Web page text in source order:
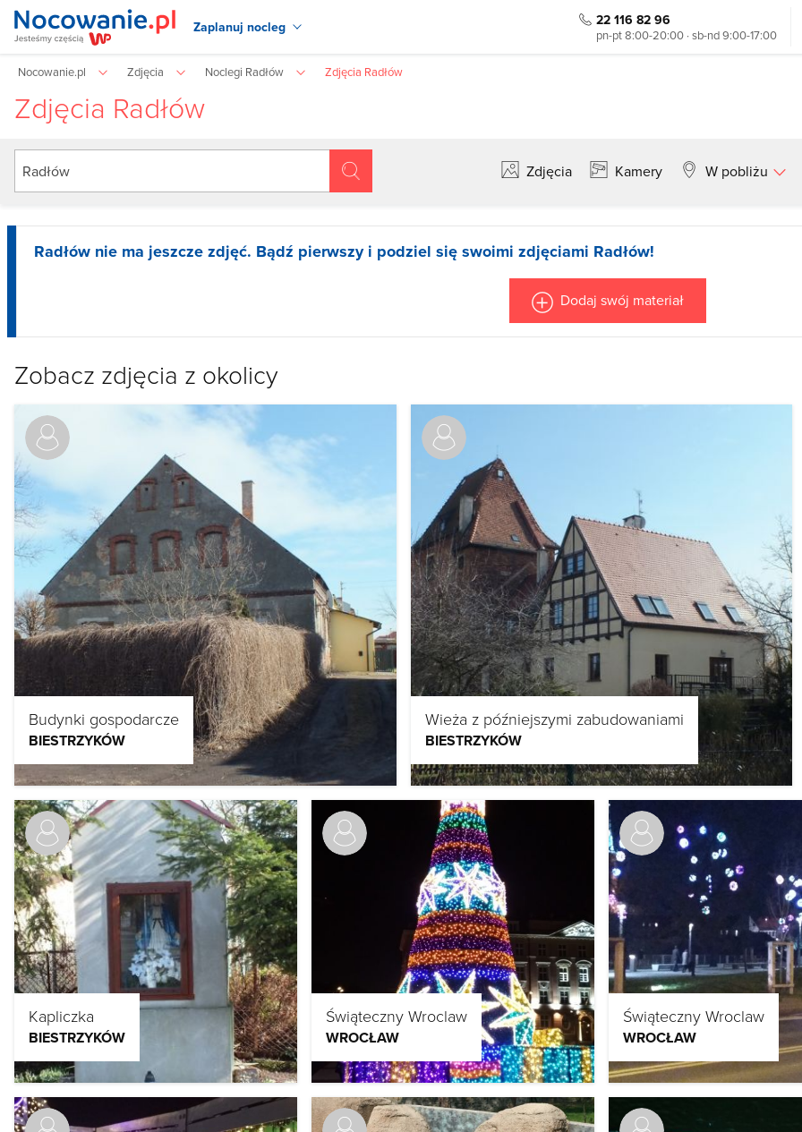
Zaplanuj nocleg 22 116 82 96
pn-pt 8:00-20:00 · sb-nd 9:00-17:00
Nocowanie.pl Zdjęcia Noclegi Radłów Zdjęcia Radłów
Zdjęcia Radłów
Zdjęcia Kamery W pobliżu
Radłów nie ma jeszcze zdjęć. Bądź pierwszy i podziel się swoimi zdjęciami Radłów!
Dodaj swój materiał
Zobacz zdjęcia z okolicy
Budynki gospodarcze
BIESTRZYKÓW
Wieża z późniejszymi zabudowaniami
BIESTRZYKÓW
Kapliczka
BIESTRZYKÓW
Świąteczny Wroclaw
WROCŁAW
Świąteczny Wroclaw
WROCŁAW